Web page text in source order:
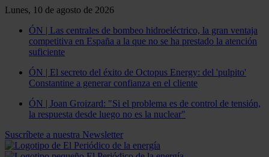
Lunes, 10 de agosto de 2026
ÓN | Las centrales de bombeo hidroeléctrico, la gran ventaja
competitiva en España a la que no se ha prestado la atención
suficiente
ÓN | El secreto del éxito de Octopus Energy: del 'pulpito'
Constantine a generar confianza en el cliente
ÓN | Joan Groizard: "Si el problema es de control de tensión,
la respuesta desde luego no es la nuclear"
Suscríbete a nuestra Newsletter